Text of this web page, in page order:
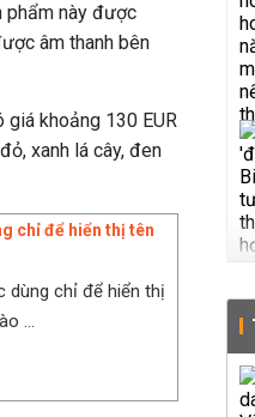
phẩm này được
âm thanh bên
giá khoảng 130 EUR
xanh lá cây, đen
chỉ để hiển thị tên
dùng chỉ để hiển thị
...